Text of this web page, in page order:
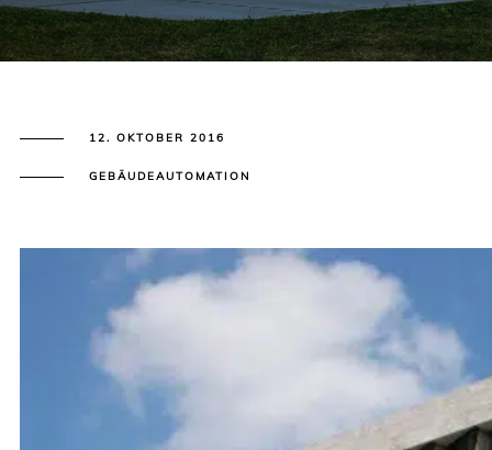
12. OKTOBER 2016
GEBÄUDEAUTOMATION